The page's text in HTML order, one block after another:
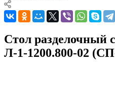
Стол
Л-1-1200.800-02